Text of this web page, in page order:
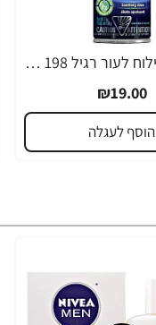
אדג' ג'ל גילוח לעור רגיל 198 גרם - מבית EDGE
₪19.00
הוסף לעגלה